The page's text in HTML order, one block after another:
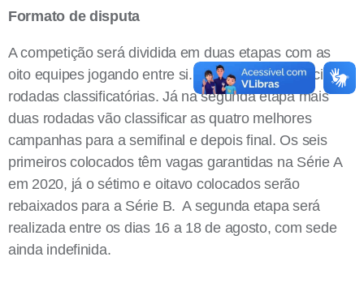
Formato de disputa
A competição será dividida em duas etapas com as
oito equipes jogando entre si. Na primeira serão cinco
rodadas classificatórias. Já na segunda etapa mais
duas rodadas vão classificar as quatro melhores
campanhas para a semifinal e depois final. Os seis
primeiros colocados têm vagas garantidas na Série A
em 2020, já o sétimo e oitavo colocados serão
rebaixados para a Série B. A segunda etapa será
realizada entre os dias 16 a 18 de agosto, com sede
ainda indefinida.